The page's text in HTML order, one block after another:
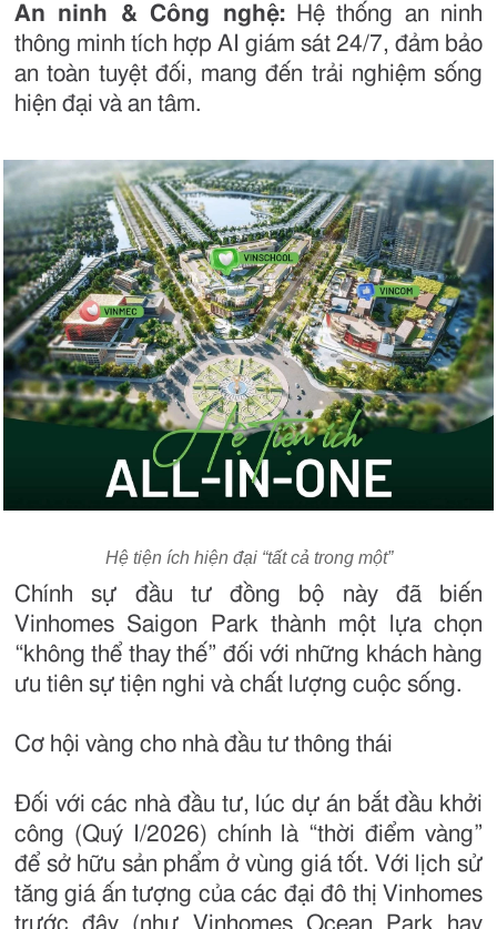
An ninh & Công nghệ:Hệ thống an ninh
thông minh tích hợp AI giám sát 24/7, đảm bảo
an toàn tuyệt đối, mang đến trải nghiệm sống
hiện đại và an tâm.
Hệ tiện ích hiện đại “tất cả trong một”
Chính sự đầu tư đồng bộ này đã biến
Vinhomes Saigon Park thành một lựa chọn
“không thể thay thế” đối với những khách hàng
ưu tiên sự tiện nghi và chất lượng cuộc sống.
Cơ hội vàng cho nhà đầu tư thông thái
Đối với các nhà đầu tư, lúc dự án bắt đầu khởi
công (Quý I/2026) chính là “thời điểm vàng”
để sở hữu sản phẩm ở vùng giá tốt. Với lịch sử
tăng giá ấn tượng của các đại đô thị Vinhomes